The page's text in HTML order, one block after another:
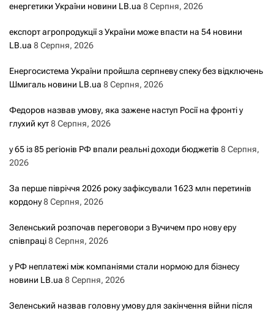
енергетики України новини LB.ua 8 Серпня, 2026
експорт агропродукції з України може впасти на 54 новини
LB.ua 8 Серпня, 2026
Енергосистема України пройшла серпневу спеку без відключень
Шмигаль новини LB.ua 8 Серпня, 2026
Федоров назвав умову, яка зажене наступ Росії на фронті у
глухий кут8 Серпня, 2026
у 65 із 85 регіонів РФ впали реальні доходи бюджетів 8 Серпня,
2026
За перше півріччя 2026 року зафіксували 1623 млн перетинів
кордону8 Серпня, 2026
Зеленський розпочав переговори з Вучичем про нову еру
співпраці8 Серпня, 2026
у РФ неплатежі між компаніями стали нормою для бізнесу
новини LB.ua 8 Серпня, 2026
Зеленський назвав головну умову для закінчення війни після